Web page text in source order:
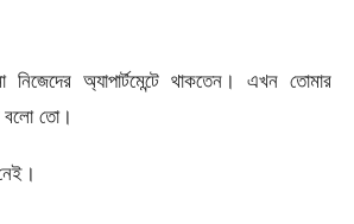
অ্যাপার্টমেন্টে থাকতেন। এখন তোমার
বলো তো।